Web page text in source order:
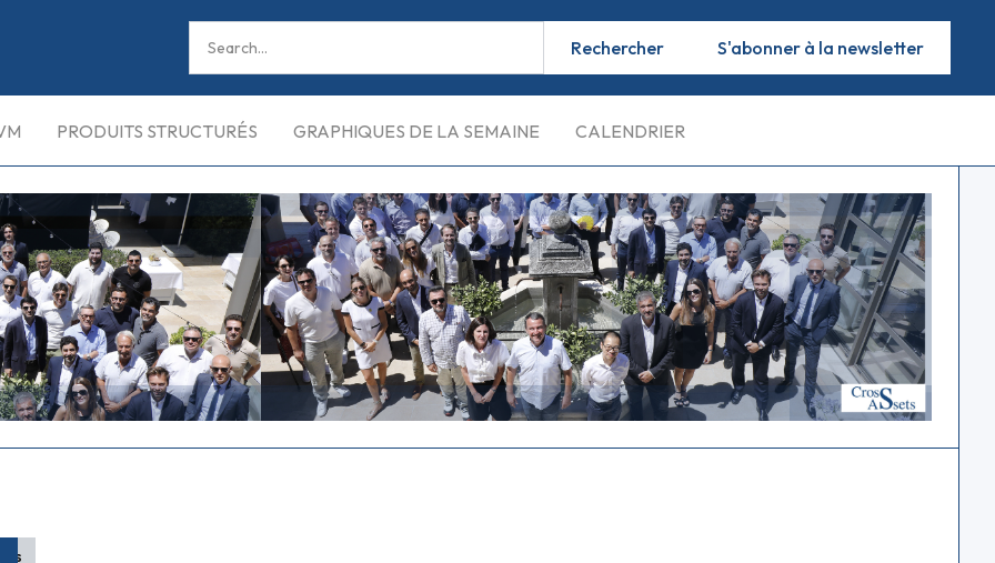
S'abonner à la newsletter
PRODUITS STRUCTURÉS GRAPHIQUES DE LA SEMAINE CALENDRIER